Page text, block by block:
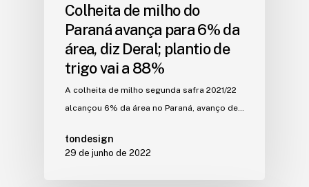
Colheita de milho do
Paraná avança para 6% da
área, diz Deral; plantio de
trigo vai a 88%
A colheita de milho segunda safra 2021/22
alcançou 6% da área no Paraná, avanço de…
tondesign
29 de junho de 2022